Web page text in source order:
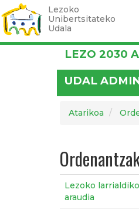
Lezoko
Unibertsitateko
Udala
LEZO 2030
UDAL
Atarikoa
Lezoko
araudia